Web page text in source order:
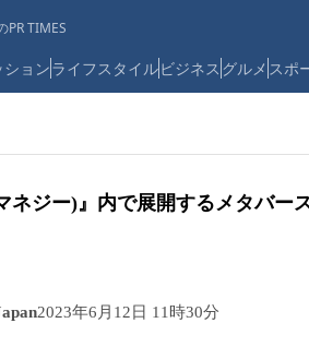
PR TIMES
ションライフスタイルビジネス グルメ スポ
ネジー)』内で展開するメタバ
2023年6月12日 11時30分